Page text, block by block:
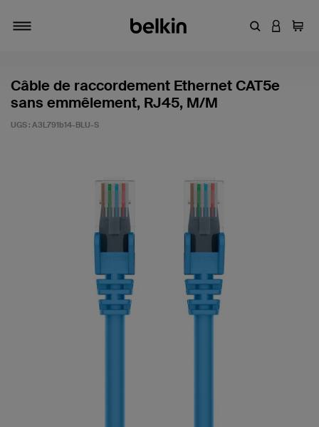
Entrez un
Câble de raccordement Ethernet CAT5e
sans emmêlement, RJ45, M/M
UGS : A3L791b14-BLU-S